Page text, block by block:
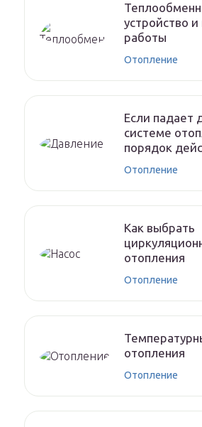
устройство
работы
Отопление
Если падает
системе
порядок
Отопление
Как выбрать
отопления
Отопление
отопления
Отопление